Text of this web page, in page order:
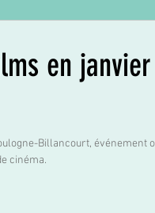
en
Billancourt, événement
cinéma.